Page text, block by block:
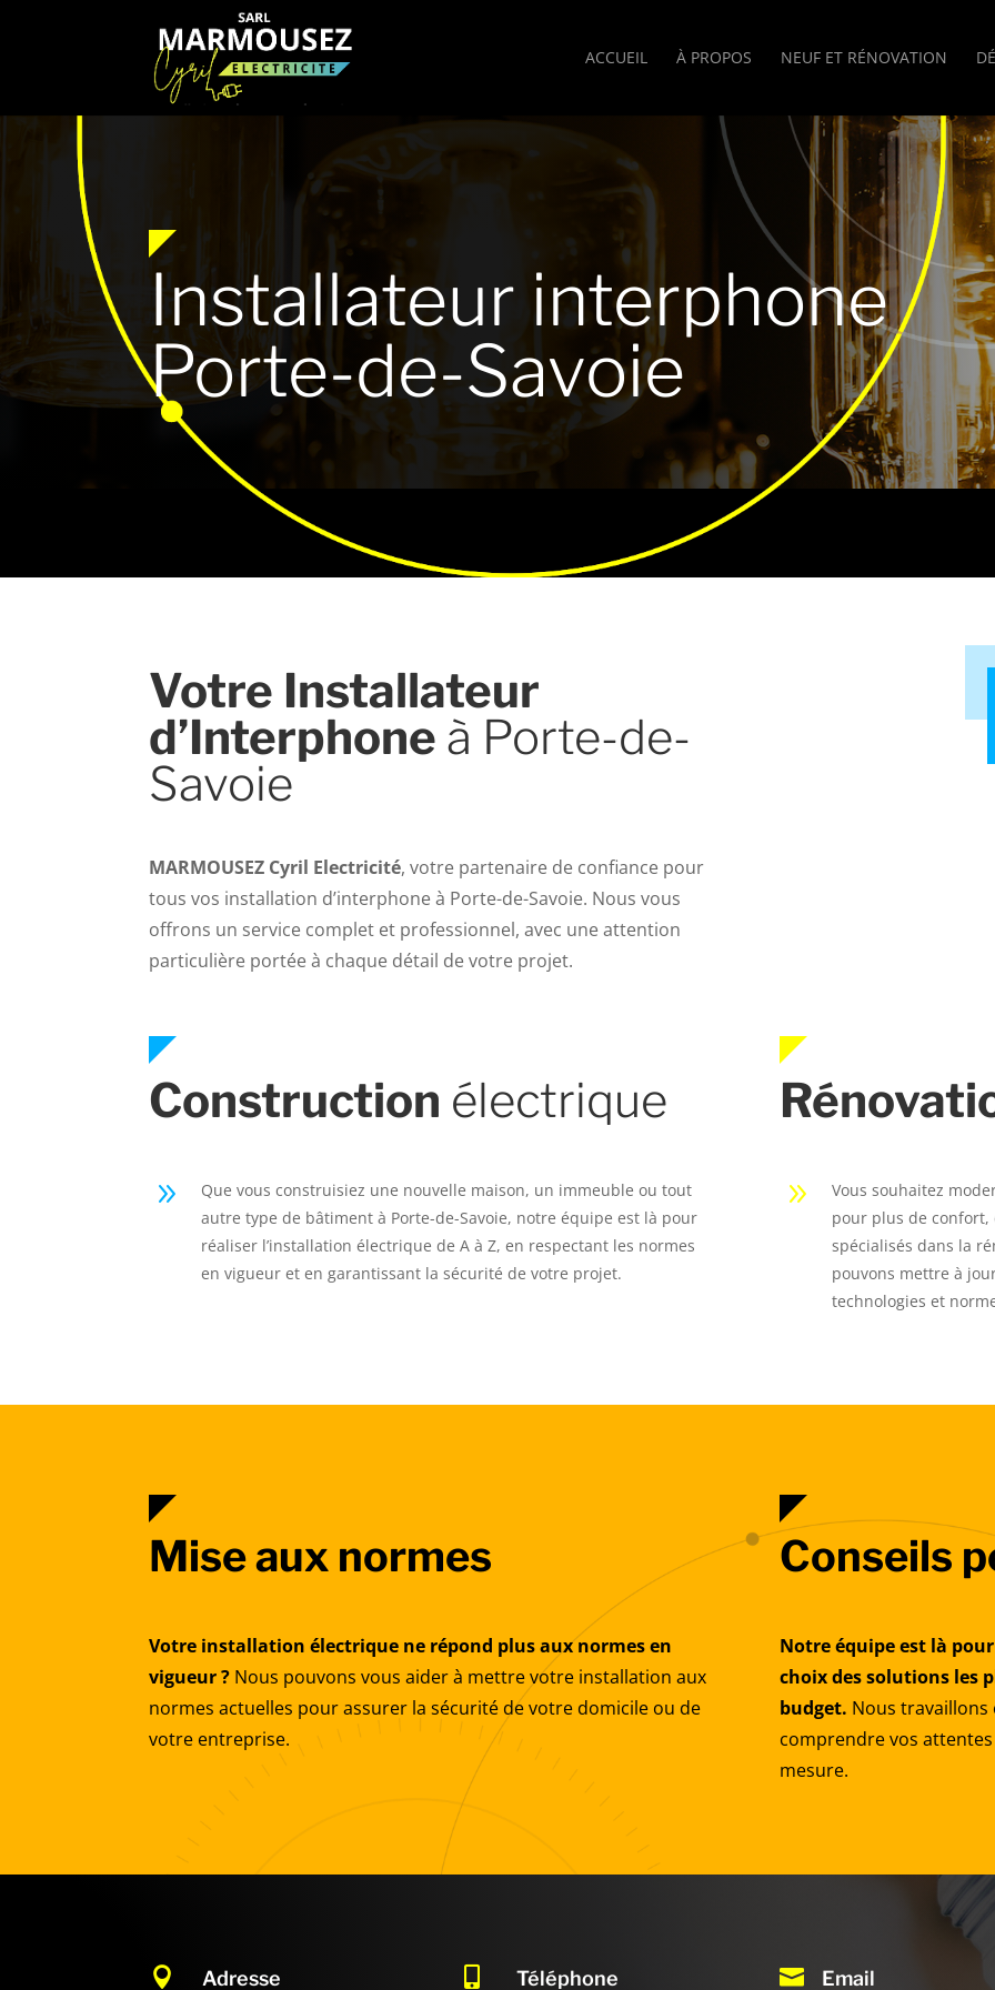
ACCUEIL À PROPOS NEUF ET RÉNOVATION
Installateur interphone
Porte-de-Savoie
Votre Installateur
d’Interphone à Porte-de-
Savoie
MARMOUSEZ Cyril Electricité, votre partenaire de confiance pour
tous vos installation d’interphone à Porte-de-Savoie. Nous vous
offrons un service complet et professionnel, avec une attention
particulière portée à chaque détail de votre projet.
Construction électrique
9
Que vous construisiez une nouvelle maison, un immeuble ou tout
autre type de bâtiment à Porte-de-Savoie, notre équipe est là pour
réaliser l’installation électrique de A à Z, en respectant les normes
en vigueur et en garantissant la sécurité de votre projet.
9
Vous souhaitez
pour plus de confort,
spécialisés dans la
pouvons mettre à
technologies et
Mise aux normes
Votre installation électrique ne répond plus aux normes en
vigueur ? Nous pouvons vous aider à mettre votre installation aux
normes actuelles pour assurer la sécurité de votre domicile ou de
votre entreprise.
Conseils
Notre équipe est là
choix des solutions les
budget. Nous
comprendre vos
mesure.
 Adresse  Téléphone  Email